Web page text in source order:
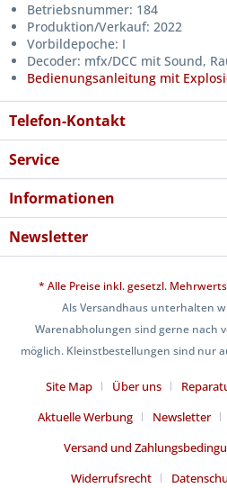
Betriebsnummer: 184
Produktion/Verkauf: 2022
Vorbildepoche: I
Decoder: mfx/DCC mit Sound,
Bedienungsanleitung mit
Telefon-Kontakt
Service
Informationen
Newsletter
* Alle Preise inkl. gesetzl.
Als Versandhaus unterhalten
Warenabholungen sind gerne nach
möglich. Kleinstbestellungen sind nur
Site Map Über uns
Aktuelle Werbung
Newsletter
Versand und
Widerrufsrecht